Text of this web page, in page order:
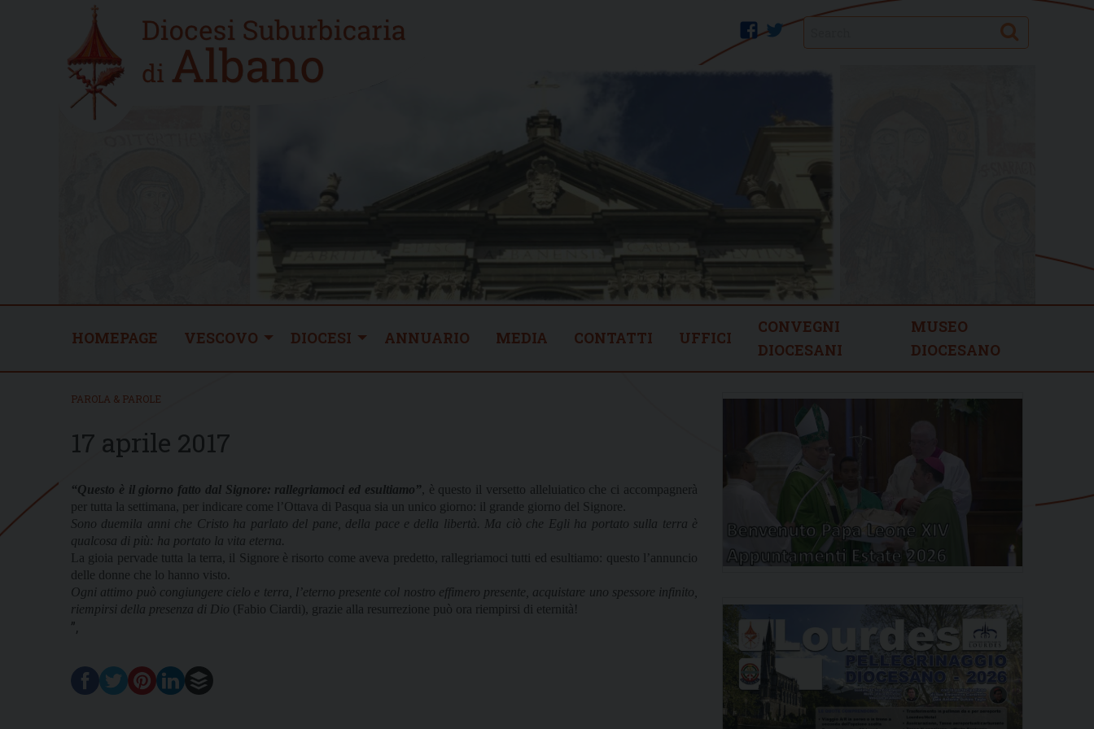
Home
new
twitter
facebook Search
HOMEPAGE VESCOVO DIOCESI ANNUARIO MEDIA CONTATTI UFFICI
CONVEGNI
DIOCESANI
MUSEO
DIOCESANO
PAROLA & PAROLE
17 aprile 2017
“Questo è il giorno fatto dal Signore: rallegriamoci ed esultiamo”, è questo il versetto alleluiatico che ci accompagnerà
per tutta la settimana, per indicare come l’Ottava di Pasqua sia un unico giorno: il grande giorno del Signore.
Sono duemila anni che Cristo ha parlato del pane, della pace e della libertà. Ma ciò che Egli ha portato sulla terra è
qualcosa di più: ha portato la vita eterna.
La gioia pervade tutta la terra, il Signore è risorto come aveva predetto, rallegriamoci tutti ed esultiamo: questo l’annuncio
delle donne che lo hanno visto.
Ogni attimo può congiungere cielo e terra, l’eterno presente col nostro effimero presente, acquistare uno spessore infinito,
riempirsi della presenza di Dio (Fabio Ciardi), grazie alla resurrezione può ora riempirsi di eternità!
”,